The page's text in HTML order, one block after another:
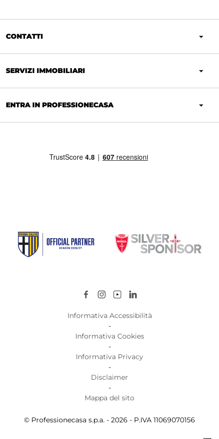
CONTATTI
SERVIZI IMMOBILIARI
ENTRA IN PROFESSIONECASA
Informativa Accessibilità
-
Informativa Cookies
-
Informativa Privacy
-
Disclaimer
-
Mappa del sito
© Professionecasa s.p.a. - 2026 - P.IVA 11069070156